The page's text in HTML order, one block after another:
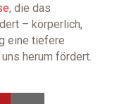
, die das
– körperlich,
eine tiefere
herum fördert.